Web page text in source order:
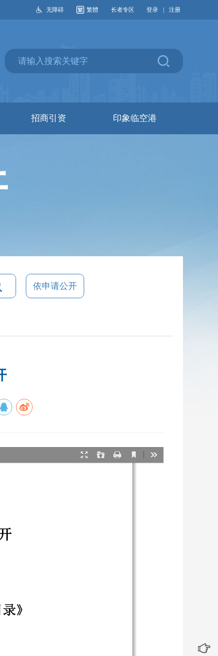
无障碍 繁體 长者专区 登录 注册
招商引资 印象临空港
依申请公开